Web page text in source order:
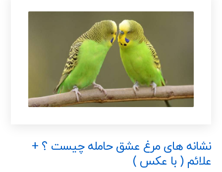
نشانه های مرغ عشق حامله چیست ؟ +
علائم ( با عکس )